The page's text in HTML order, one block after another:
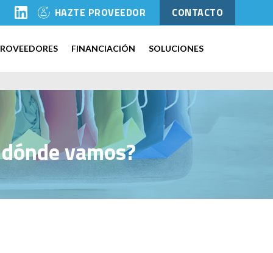
HAZTE PROVEEDOR CONTACTO
FINANCIACIÓN SOLUCIONES
vamos?